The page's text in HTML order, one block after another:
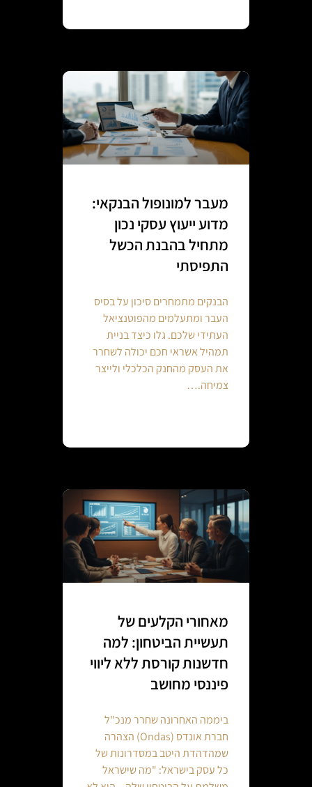
מעבר למונופול הבנקאי:
מדוע ייעוץ עסקי נכון
מתחיל בהבנת הכשל
התפיסתי
הבנקים מתמחרים סיכון על בסיס
העבר ומתעלמים מהפוטנציאל
העתידי שלכם. גלו כיצד בניית
תמהיל אשראי חכם יכולה לשחרר
את העסק מהחנק הכלכלי ולייצר
צמיחה.…
מאחורי הקלעים של
תעשיית הביטחון: למה
חדשנות קורסת ללא ליווי
פיננסי מחושב
ביממה האחרונה שחרר מנכ"ל
חברת אונדס (Ondas) הצהרה
שמהדהדת היטב במסדרונות של
כל עסק בישראל: "מה שישראל